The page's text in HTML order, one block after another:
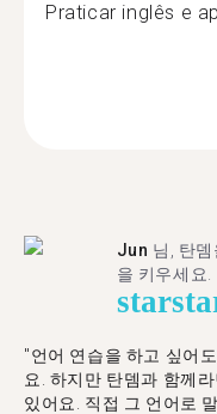
Praticar inglês e
Jun 님, 탄
을 키우세요.
star
"언어 연습을 하고 싶어
요. 하지만 탄뎀과 함께
있어요. 직접 그 언어로